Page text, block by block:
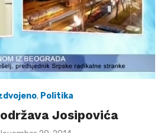
, Politika
Josipovića